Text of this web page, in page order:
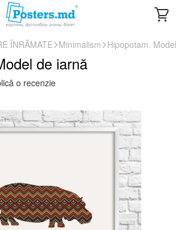
ÎNRĂMATE Minimalism Hipopotam.
de iarnă
o recenzie